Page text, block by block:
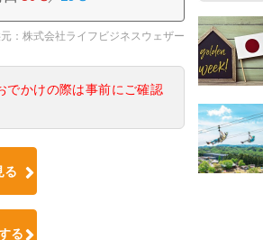
：株式会社ライフビジネスウェザー
かけの際は事前にご確認
る
る